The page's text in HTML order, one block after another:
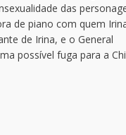
das
de piano com quem
de Irina, e o General
possível fuga para a